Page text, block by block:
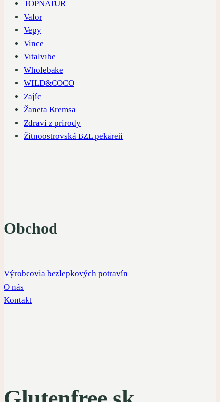
TOPNATUR
Valor
Vepy
Vince
Vitalvibe
Wholebake
WILD&COCO
Zajíc
Žaneta Kremsa
Zdravi z prirody
Žitnoostrovská BZL pekáreň
Obchod
Výrobcovia bezlepkových potravín
O nás
Kontakt